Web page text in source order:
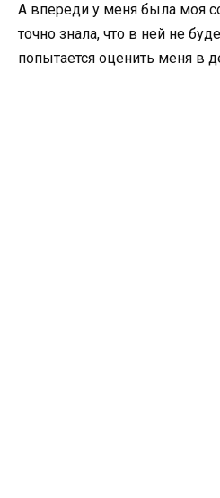
А впереди у меня была моя
точно знала, что в ней не
попытается оценить меня в